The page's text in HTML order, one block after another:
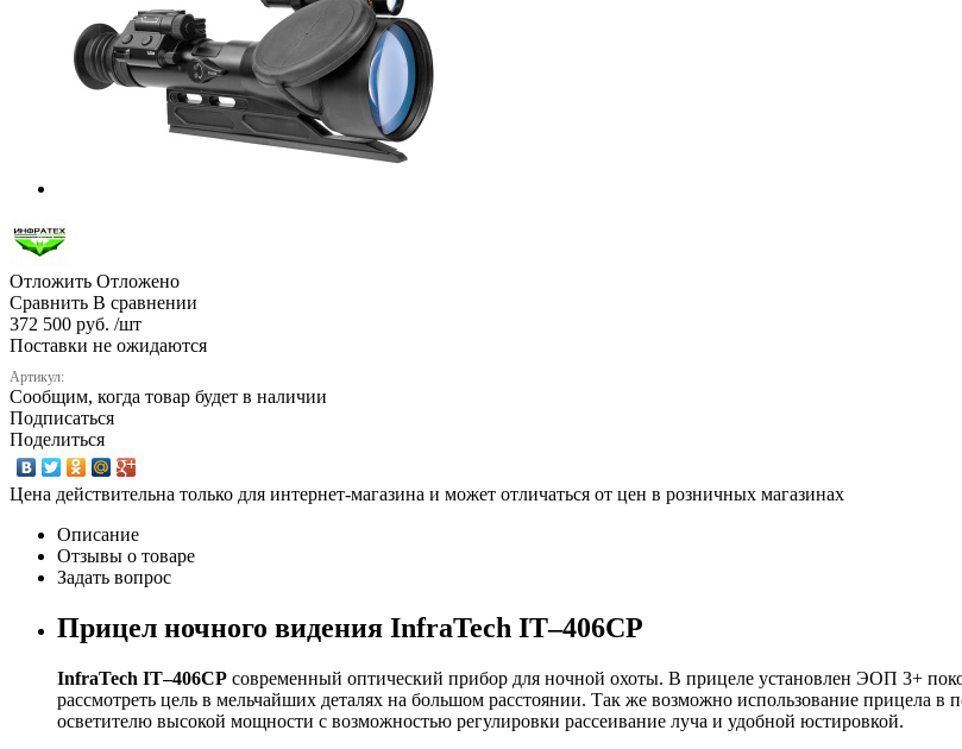
Отложить Отложено
Сравнить В сравнении
372 500 руб. /шт
Поставки не ожидаются
Артикул:
Сообщим, когда товар будет в наличии
Подписаться
Поделиться
Цена действительна только для интернет-магазина и может отличаться от цен в розничных магазинах
Описание
Отзывы о товаре
Задать вопрос
Прицел ночного видения InfraTech IT–406CP
InfraTech IT–406СP современный оптический прибор для ночной охоты. В прицеле установлен ЭОП 3+
рассмотреть цель в мельчайших деталях на большом расстоянии. Так же возможно использование прицела
осветителю высокой мощности с возможностью регулировки рассеивание луча и удобной юстировкой.